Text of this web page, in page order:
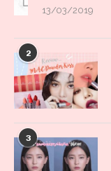
13/03/2019
2
3